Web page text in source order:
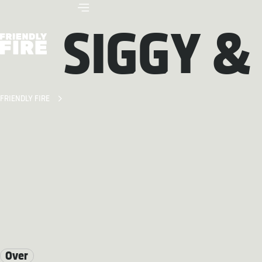
FRIENDLY FIRE
SIGGY &
Over